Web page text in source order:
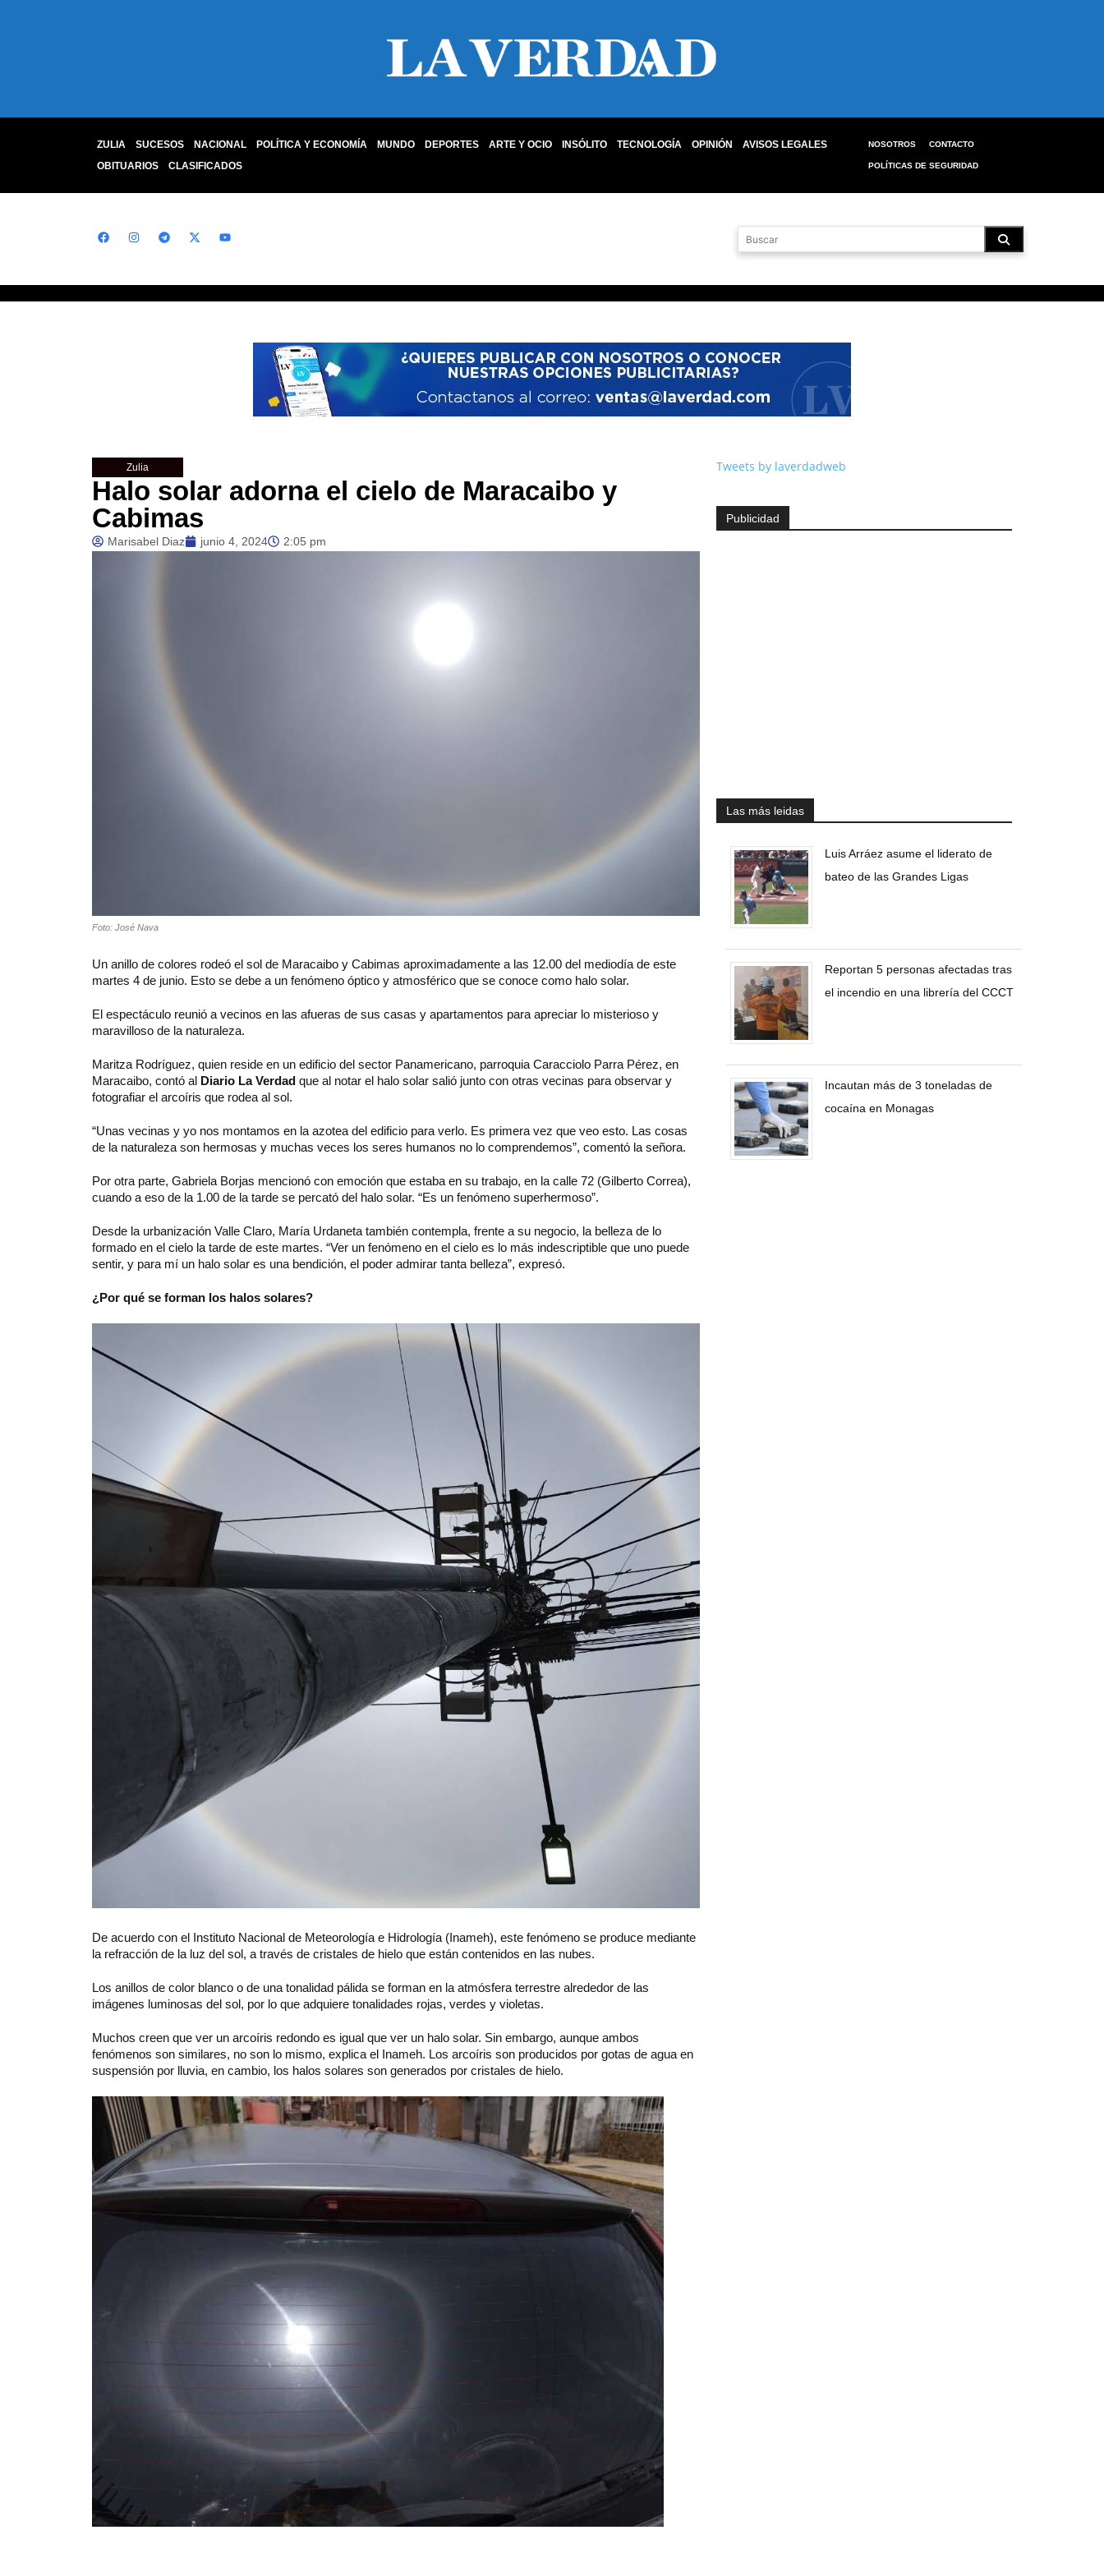
ZULIA SUCESOS NACIONAL POLÍTICA Y ECONOMÍA MUNDO DEPORTES ARTE Y OCIO INSÓLITO TECNOLOGÍA OPINIÓN
AVISOS LEGALES
OBITUARIOS
CLASIFICADOS
NOSOTROS CONTACTO
POLÍTICAS DE SEGURIDAD
Zulia
Halo solar adorna el cielo de Maracaibo y
Cabimas
Marisabel Diaz junio 4, 2024 2:05 pm
Foto: José Nava
Un anillo de colores rodeó el sol de Maracaibo y Cabimas aproximadamente a las 12.00 del mediodía de este
martes 4 de junio. Esto se debe a un fenómeno óptico y atmosférico que se conoce como halo solar.
El espectáculo reunió a vecinos en las afueras de sus casas y apartamentos para apreciar lo misterioso y
maravilloso de la naturaleza.
Maritza Rodríguez, quien reside en un edificio del sector Panamericano, parroquia Caracciolo Parra Pérez, en
Maracaibo, contó al Diario La Verdad que al notar el halo solar salió junto con otras vecinas para observar y
fotografiar el arcoíris que rodea al sol.
“Unas vecinas y yo nos montamos en la azotea del edificio para verlo. Es primera vez que veo esto. Las cosas
de la naturaleza son hermosas y muchas veces los seres humanos no lo comprendemos”, comentó la señora.
Por otra parte, Gabriela Borjas mencionó con emoción que estaba en su trabajo, en la calle 72 (Gilberto Correa),
cuando a eso de la 1.00 de la tarde se percató del halo solar. “Es un fenómeno superhermoso”.
Desde la urbanización Valle Claro, María Urdaneta también contempla, frente a su negocio, la belleza de lo
formado en el cielo la tarde de este martes. “Ver un fenómeno en el cielo es lo más indescriptible que uno puede
sentir, y para mí un halo solar es una bendición, el poder admirar tanta belleza”, expresó.
¿Por qué se forman los halos solares?
De acuerdo con el Instituto Nacional de Meteorología e Hidrología (Inameh), este fenómeno se produce mediante
la refracción de la luz del sol, a través de cristales de hielo que están contenidos en las nubes.
Los anillos de color blanco o de una tonalidad pálida se forman en la atmósfera terrestre alrededor de las
imágenes luminosas del sol, por lo que adquiere tonalidades rojas, verdes y violetas.
Muchos creen que ver un arcoíris redondo es igual que ver un halo solar. Sin embargo, aunque ambos
fenómenos son similares, no son lo mismo, explica el Inameh. Los arcoíris son producidos por gotas de agua en
suspensión por lluvia, en cambio, los halos solares son generados por cristales de hielo.
Tweets by laverdadweb
Publicidad
Las más leidas
Luis Arráez asume el liderato de
bateo de las Grandes Ligas
Reportan 5 personas afectadas tras
el incendio en una librería del CCCT
Incautan más de 3 toneladas de
cocaína en Monagas